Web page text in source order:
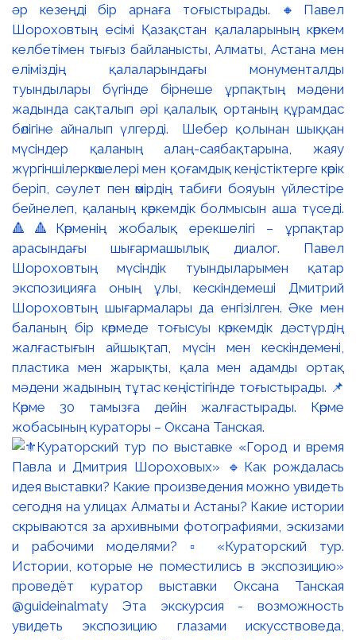
әр кезеңді бір арнаға тоғыстырады. 🔸Павел
Шороховтың есімі Қазақстан қалаларының көркем
келбетімен тығыз байланысты, Алматы, Астана мен
еліміздің қалаларындағы монументалды
туындылары бүгінде бірнеше ұрпақтың мәдени
жадында сақталып әрі қалалық ортаның құрамдас
бөлігіне айналып үлгерді. Шебер қолынан шыққан
мүсіндер қаланың алаң-саябақтарына, жаяу
жүргіншілеркөшелері мен қоғамдық кеңістіктерге көрік
беріп, сәулет пен өмірдің табиғи бояуын үйлестіре
бейнелеп, қаланың көркемдік болмысын аша түседі.
🔺🔺Көрменің жобалық ерекшелігі – ұрпақтар
арасындағы шығармашылық диалог. Павел
Шороховтың мүсіндік туындыларымен қатар
экспозицияға оның ұлы, кескіндемеші Дмитрий
Шороховтың шығармалары да енгізілген. Әке мен
баланың бір көрмеде тоғысуы көркемдік дәстүрдің
жалғастығын айшықтап, мүсін мен кескіндемені,
пластика мен жарықты, қала мен адамды ортақ
мәдени жадының тұтас кеңістігінде тоғыстырады. 📌
Көрме 30 тамызға дейін жалғастырады. Көрме
жобасының кураторы – Оксана Танская.